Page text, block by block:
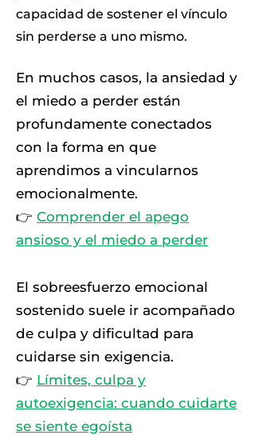
capacidad de sostener el vínculo
sin perderse a uno mismo.
En muchos casos, la ansiedad y
el miedo a perder están
profundamente conectados
con la forma en que
aprendimos a vincularnos
emocionalmente.
👉 Comprender el apego
ansioso y el miedo a perder
El sobreesfuerzo emocional
sostenido suele ir acompañado
de culpa y dificultad para
cuidarse sin exigencia.
👉 Límites, culpa y
autoexigencia: cuando cuidarte
se siente egoísta